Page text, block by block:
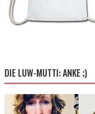
DIE LUW-MUTTI: ANKE ;)